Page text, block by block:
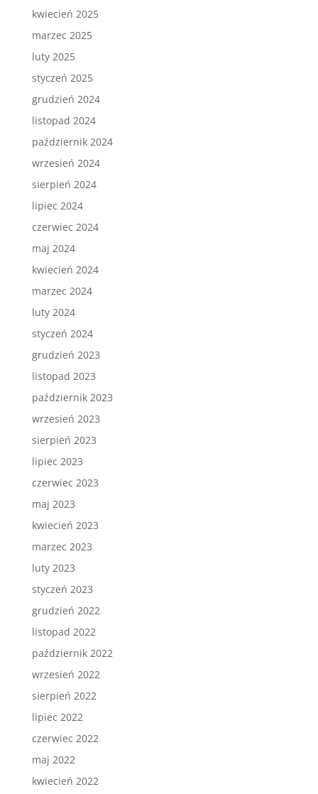
kwiecień 2025
marzec 2025
luty 2025
styczeń 2025
grudzień 2024
listopad 2024
październik 2024
wrzesień 2024
sierpień 2024
lipiec 2024
czerwiec 2024
maj 2024
kwiecień 2024
marzec 2024
luty 2024
styczeń 2024
grudzień 2023
listopad 2023
październik 2023
wrzesień 2023
sierpień 2023
lipiec 2023
czerwiec 2023
maj 2023
kwiecień 2023
marzec 2023
luty 2023
styczeń 2023
grudzień 2022
listopad 2022
październik 2022
wrzesień 2022
sierpień 2022
lipiec 2022
czerwiec 2022
maj 2022
kwiecień 2022